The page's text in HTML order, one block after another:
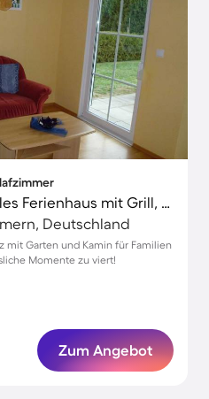
Kinderfreundliches tolles Ferienhaus mit Grill, Garten und Terrasse | Perfekt für die Arbeit von Zuhause | Haustierfreundlich
Deutschland
mit Garten und Kamin für Familien
Momente zu viert!
Zum Angebot